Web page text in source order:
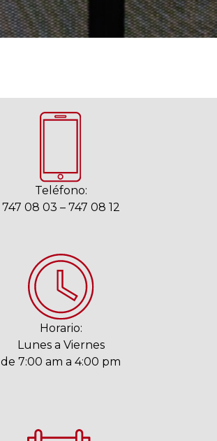
Teléfono:
747 08 03 – 747 08 12
Horario:
Lunes a Viernes
de 7:00 am a 4:00 pm